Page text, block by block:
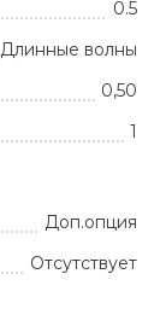
0.5
Длинные волны
0,50
1
Доп.опция
Отсутствует